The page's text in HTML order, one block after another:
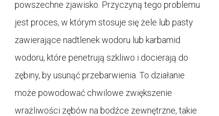
powszechne zjawisko. Przyczyną tego problemu
jest proces, w którym stosuje się żele lub pasty
zawierające nadtlenek wodoru lub karbamid
wodoru, które penetrują szkliwo i docierają do
zębiny, by usunąć przebarwienia. To działanie
może powodować chwilowe zwiększenie
wrażliwości zębów na bodźce zewnętrzne, takie